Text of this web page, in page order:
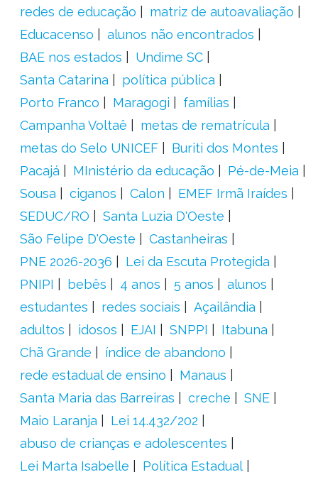
redes de educação
matriz de autoavaliação
Educacenso
alunos não encontrados
BAE nos estados
Undime SC
Santa Catarina
política pública
Porto Franco
Maragogi
famílias
Campanha Voltaê
metas de rematrícula
metas do Selo UNICEF
Buriti dos Montes
Pacajá
MInistério da educação
Pé-de-Meia
Sousa
ciganos Calon
EMEF Irmã Iraídes
SEDUC/RO
Santa Luzia D'Oeste
São Felipe D'Oeste
Castanheiras
PNE 2026-2036
Lei da Escuta Protegida
PNIPI
bebês 4 anos 5 anos
alunos
estudantes
redes sociais
Açailândia
adultos
idosos EJAI SNPPI
Itabuna
Chã Grande
índice de abandono
rede estadual de ensino
Manaus
Santa Maria das Barreiras
creche
SNE
Maio Laranja
Lei 14.432/202
abuso de crianças e adolescentes
Lei Marta Isabelle
Política Estadual